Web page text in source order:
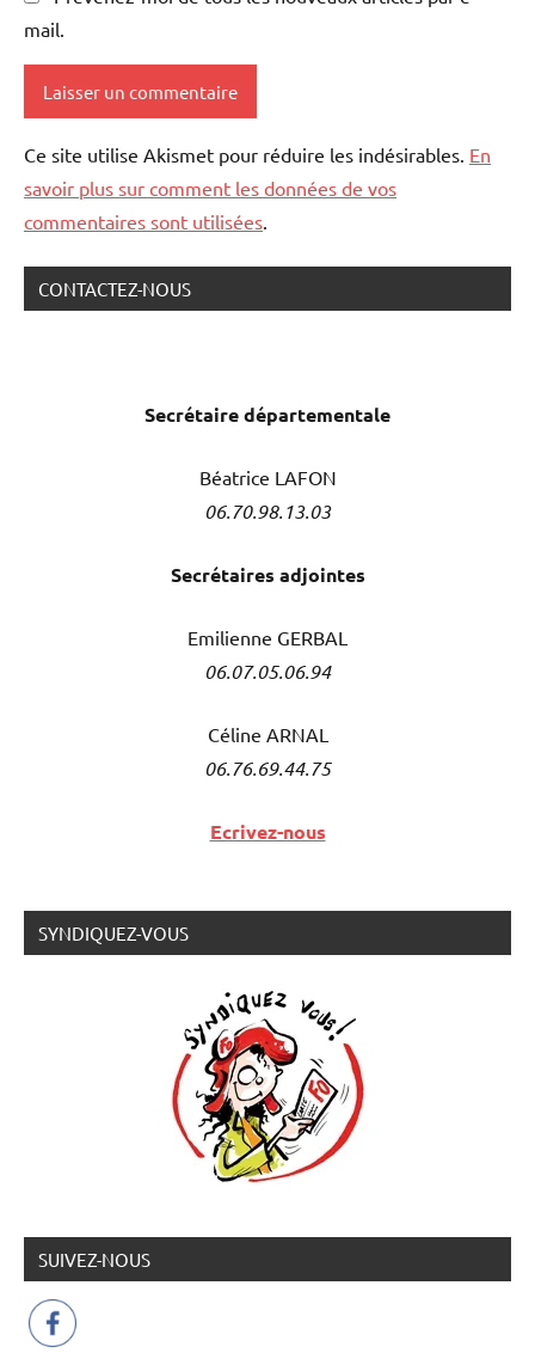
mail.
Ce site utilise Akismet pour réduire les indésirables. En
savoir plus sur comment les données de vos
commentaires sont utilisées.
CONTACTEZ-NOUS
Secrétairedépartementale
Béatrice LAFON
06.70.98.13.03
Secrétaires adjointes
Emilienne GERBAL
06.07.05.06.94
Céline ARNAL
06.76.69.44.75
Ecrivez-nous
SYNDIQUEZ-VOUS
SUIVEZ-NOUS